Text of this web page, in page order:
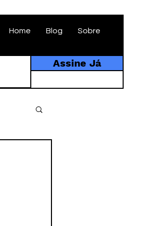
Home Blog Sobre
Assine Já